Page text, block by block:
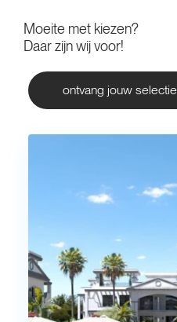
Moeite met kiezen?
Daar zijn wij voor!
ontvang jouw selectie